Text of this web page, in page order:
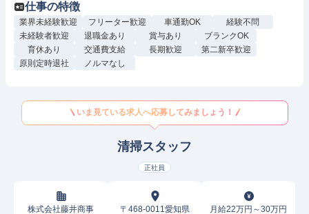
仕事の特徴
業界未経験歓迎 フリーター歓迎 車通勤OK
経験不問
未経験者歓迎
退職金あり 賞与あり
ブランクOK
育休あり
交通費支給 長期歓迎
第二新卒歓迎
原則定時退社
ノルマなし
いま見ている求人へ応募してみましょう！
清掃スタッフ
正社員
株式会社藤井商事 〒468-0011愛知県 月給22万円～30万円